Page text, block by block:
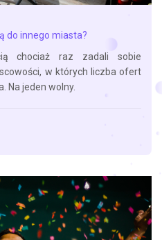
do innego miasta?
chociaż raz zadali sobie
w których liczba ofert
Na jeden wolny.